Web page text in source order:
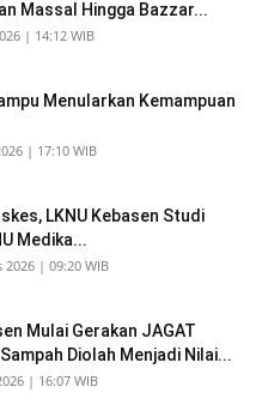
Massal Hingga Bazzar...
| 14:12 WIB
Menularkan Kemampuan
| 17:10 WIB
LKNU Kebasen Studi
Medika...
2026 | 09:20 WIB
Mulai Gerakan JAGAT
Sampah Diolah Menjadi Nilai...
| 16:07 WIB